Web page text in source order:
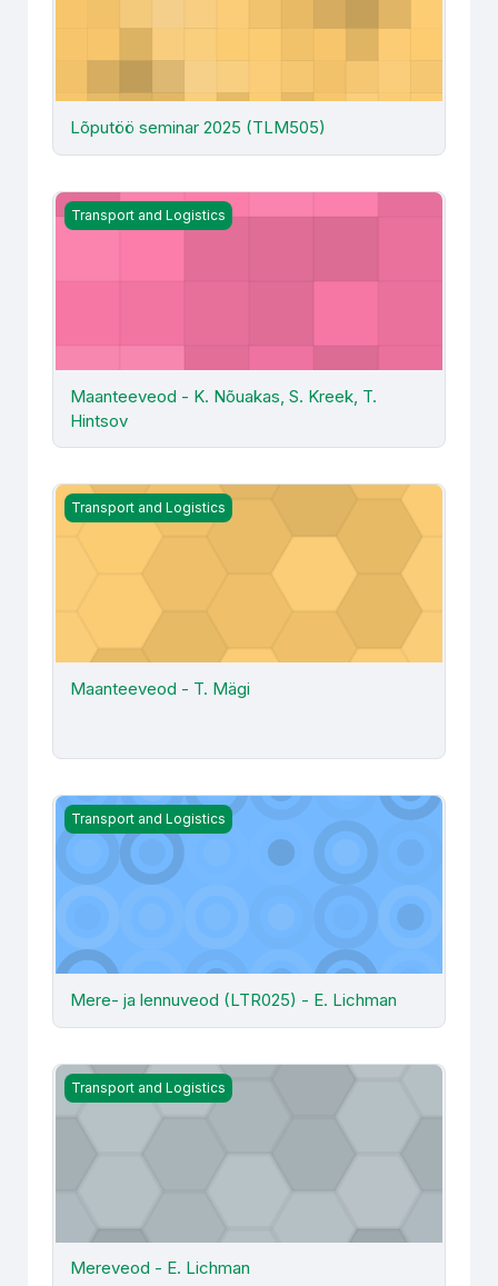
Lõputöö seminar 2025 (TLM505)
Maanteeveod - K. Nõuakas, S. Kreek, T. Hintsov
Transport and Logistics
Maanteeveod - K. Nõuakas, S. Kreek, T.
Hintsov
Maanteeveod - T. Mägi
Transport and Logistics
Maanteeveod - T. Mägi
Mere- ja lennuveod (LTR025) - E. Lichman
Transport and Logistics
Mere- ja lennuveod (LTR025) - E. Lichman
Mereveod - E. Lichman
Transport and Logistics
Mereveod - E. Lichman